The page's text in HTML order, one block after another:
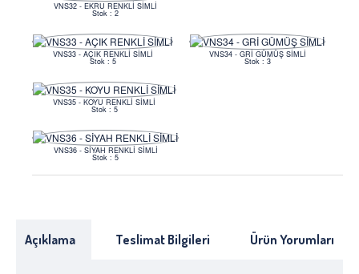
VNS32 - EKRU RENKLİ SİMLİ
Stok : 2
VNS33 - AÇIK RENKLİ SİMLİ
Stok : 5
VNS34 - GRİ GÜMÜŞ SİMLİ
Stok : 3
VNS35 - KOYU RENKLİ SİMLİ
Stok : 5
VNS36 - SİYAH RENKLİ SİMLİ
Stok : 5
Açıklama Teslimat Bilgileri Ürün Yorumları